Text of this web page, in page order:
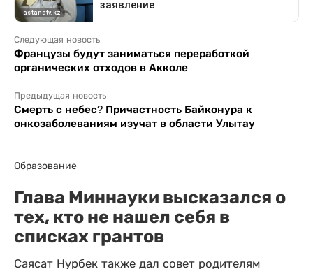
Следующая новость
Французы будут заниматься переработкой
органических отходов в Акколе
Предыдущая новость
Смерть с небес? Причастность Байконура к
онкозаболеваниям изучат в области Улытау
Образование
Глава Миннауки высказался о
тех, кто не нашел себя в
списках грантов
Саясат Нурбек также дал совет родителям